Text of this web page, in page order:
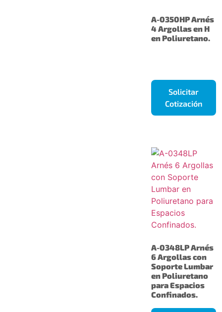
A-0350HP Arnés
4 Argollas en H
en Poliuretano.
Solicitar
Cotización
A-0348LP Arnés
6 Argollas con
Soporte Lumbar
en Poliuretano
para Espacios
Confinados.